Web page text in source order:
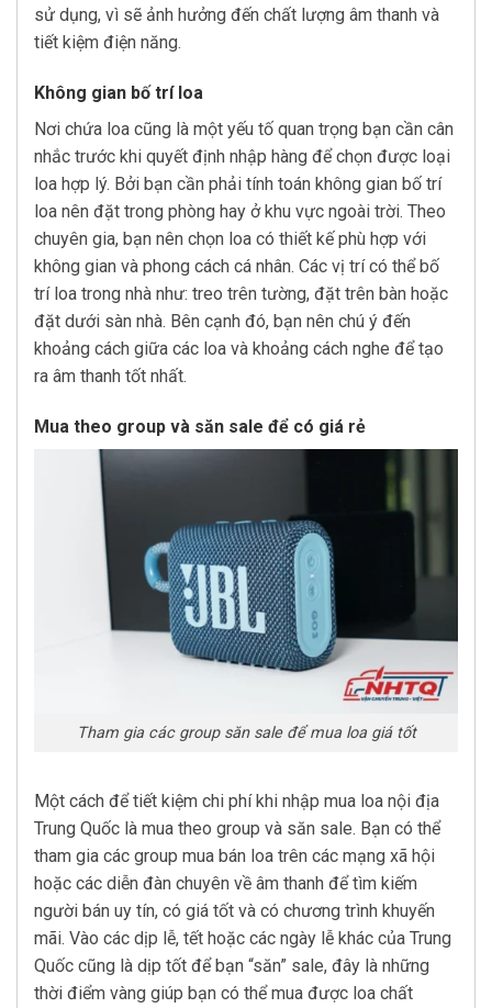
sử dụng, vì sẽ ảnh hưởng đến chất lượng âm thanh và
tiết kiệm điện năng.
Không gian bố trí loa
Nơi chứa loa cũng là một yếu tố quan trọng bạn cần cân
nhắc trước khi quyết định nhập hàng để chọn được loại
loa hợp lý. Bởi bạn cần phải tính toán không gian bố trí
loa nên đặt trong phòng hay ở khu vực ngoài trời. Theo
chuyên gia, bạn nên chọn loa có thiết kế phù hợp với
không gian và phong cách cá nhân. Các vị trí có thể bố
trí loa trong nhà như: treo trên tường, đặt trên bàn hoặc
đặt dưới sàn nhà. Bên cạnh đó, bạn nên chú ý đến
khoảng cách giữa các loa và khoảng cách nghe để tạo
ra âm thanh tốt nhất.
Mua theo group và săn sale để có giá rẻ
Tham gia các group săn sale để mua loa giá tốt
Một cách để tiết kiệm chi phí khi nhập mua loa nội địa
Trung Quốc là mua theo group và săn sale. Bạn có thể
tham gia các group mua bán loa trên các mạng xã hội
hoặc các diễn đàn chuyên về âm thanh để tìm kiếm
người bán uy tín, có giá tốt và có chương trình khuyến
mãi. Vào các dịp lễ, tết hoặc các ngày lễ khác của Trung
Quốc cũng là dịp tốt để bạn “săn” sale, đây là những
thời điểm vàng giúp bạn có thể mua được loa chất